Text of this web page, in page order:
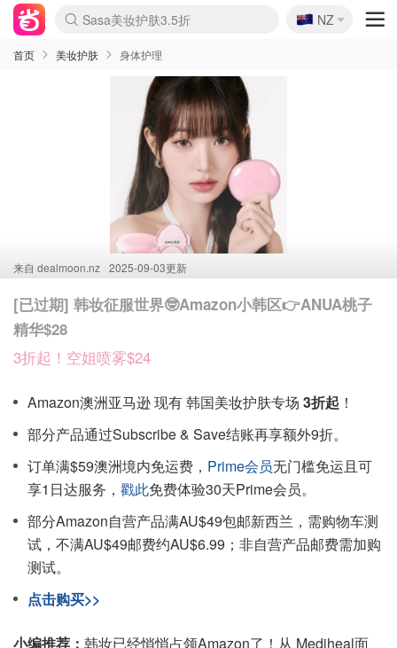
lululemon折扣上新
Sasa美妆护肤3.5折
SSENSE年中2.5折
FreshBeauty好价汇总
Cettire降价+叠9折
WWS Coles超市实拍
viagogo二手票捡漏
Myer超级周末
The Outnet奢牌1折起
David Jones 3折起
Flannels大牌1折
Perfumes Club护肤1折
AMIRO面罩$251
Amazon折扣汇总
eToro入金$200送$50
Amazon数码好物
ICONIC本周7.5折
ThedoubleF高奢地板价
Moose Knuckles 6折
丝芙兰5折起
EUFY摄像头$98
Selenichast首饰2折
Trip机票酒店促销
YSL送5件彩妆礼
Amazon家居好物
Amazon美妆护肤
雅漾大喷$8
过敏原检测盒$33
伊索独家赠50ml沐浴露
科颜氏高保湿面霜$29
SEALIFE海洋馆门票6折
丝塔芙大白罐$16
订阅Newsletter送香薰
Cult Beauty 6.8折
Harrods圣诞日历$525
LN-CC奢牌私促3折
d'Alba空姐喷雾$16
EVE LOM套装£56
Bernardelli独家4折
Adore Beauty 6折起
CT圣诞日历
Mytheresa奢品2.7折
Luxury Escapes 9折
Currentbody美容仪$881
MOON Garden Live
Roborock扫地机$649
Tingo Life水杯$24
Valentino官网5折
CR洗护套装$23
修丽可4件套$159
Myer彩妆2件7折
GANNI官网4.5折
Stylevana韩妆4折
Tessabit高奢8.5折
OGX洗发水$11
Amazon阿德莱德次日达
卡诗8.5折+赠礼
Philips Hue灯具8折
🇳🇿
NZ
首页 美妆护肤 身体护理
来自 dealmoon.nz 2025-09-03更新
[已过期] 韩妆征服世界🤓Amazon小韩区👉ANUA桃子
精华$28
3折起！空姐喷雾$24
Amazon澳洲亚马逊 现有 韩国美妆护肤专场 3折起 ！
部分产品通过Subscribe & Save结账再享额外9折。
订单满$59澳洲境内免运费， Prime会员无门槛免运且可
享1日达服务， 戳此免费体验30天Prime会员。
部分Amazon自营产品满AU$49包邮新西兰，需购物车测
试，不满AU$49邮费约AU$6.99；非自营产品邮费需加购
测试。
点击购买>>
小编推荐： 韩妆已经悄悄占领Amazon了！从 Mediheal面